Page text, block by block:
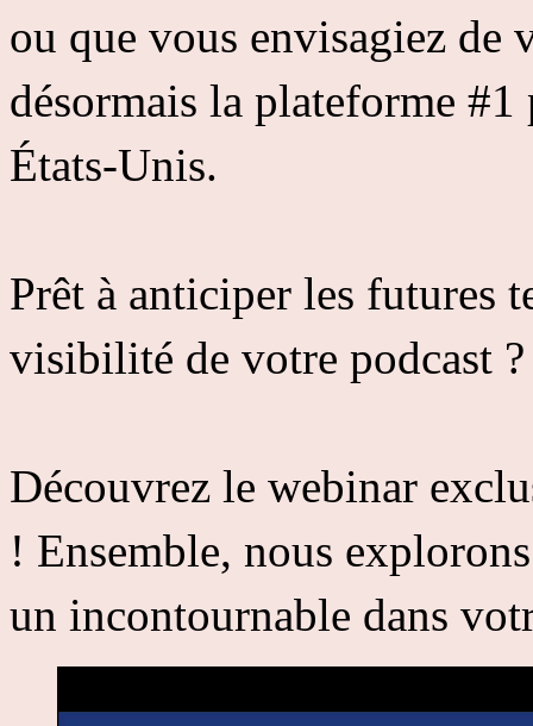
ou que vous envisagiez de
désormais la plateforme
États-Unis.
Prêt à anticiper les futures
visibilité de votre podcast ?
Découvrez le webinar
! Ensemble, nous
un incontournable dans